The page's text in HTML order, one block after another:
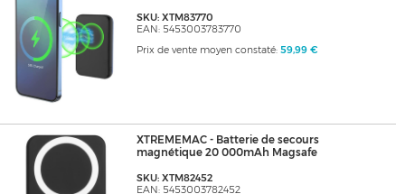
SKU: XTM83770
EAN: 5453003783770
Prix de vente moyen constaté: 59,99 €
XTREMEMAC - Batterie de secours
magnétique 20 000mAh Magsafe
SKU: XTM82452
EAN: 5453003782452